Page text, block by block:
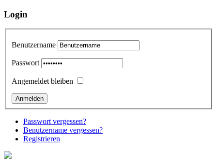
Login
Benutzername
Passwort
Angemeldet bleiben
Passwort vergessen?
Benutzername vergessen?
Registrieren